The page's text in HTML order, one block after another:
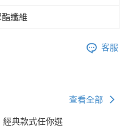
纖維
客服
查看全部
經典款式任你選